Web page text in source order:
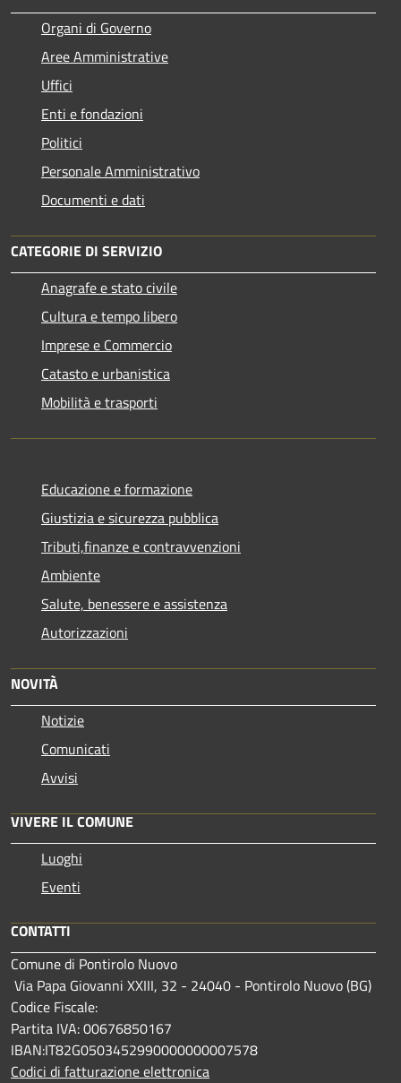
Organi di Governo
Aree Amministrative
Uffici
Enti e fondazioni
Politici
Personale Amministrativo
Documenti e dati
CATEGORIE DI SERVIZIO
Anagrafe e stato civile
Cultura e tempo libero
Imprese e Commercio
Catasto e urbanistica
Mobilità e trasporti
Educazione e formazione
Giustizia e sicurezza pubblica
Tributi,finanze e contravvenzioni
Ambiente
Salute, benessere e assistenza
Autorizzazioni
NOVITÀ
Notizie
Comunicati
Avvisi
VIVERE IL COMUNE
Luoghi
Eventi
CONTATTI
Comune di Pontirolo Nuovo
Via Papa Giovanni XXIII, 32 - 24040 - Pontirolo Nuovo (BG)
Codice Fiscale:
Partita IVA: 00676850167
IBAN:IT82G0503452990000000007578
Codici di fatturazione elettronica